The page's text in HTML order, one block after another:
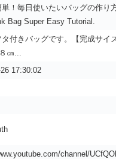
！毎日使いたいバッグの作り
Bag Super Easy Tutorial.
付きバッグです。【完成サイ
㎝...
17:30:02
channel/